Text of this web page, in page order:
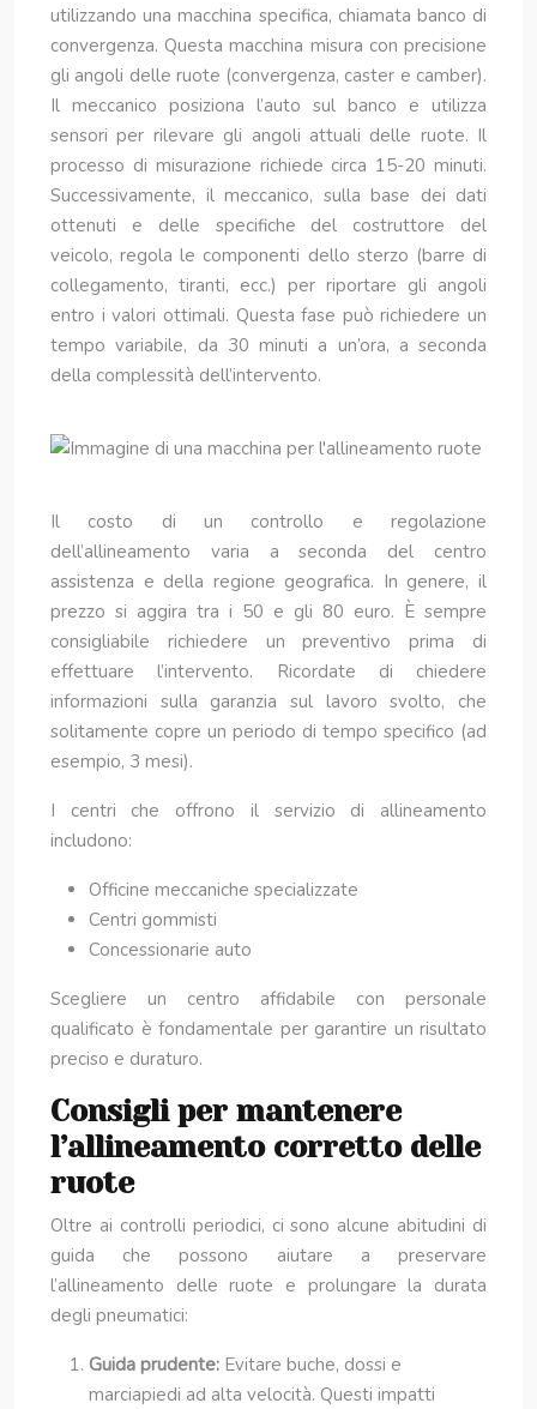
utilizzando una macchina specifica, chiamata banco di
convergenza. Questa macchina misura con precisione
gli angoli delle ruote (convergenza, caster e camber).
Il meccanico posiziona l’auto sul banco e utilizza
sensori per rilevare gli angoli attuali delle ruote. Il
processo di misurazione richiede circa 15-20 minuti.
Successivamente, il meccanico, sulla base dei dati
ottenuti e delle specifiche del costruttore del
veicolo, regola le componenti dello sterzo (barre di
collegamento, tiranti, ecc.) per riportare gli angoli
entro i valori ottimali. Questa fase può richiedere un
tempo variabile, da 30 minuti a un’ora, a seconda
della complessità dell’intervento.
Il costo di un controllo e regolazione
dell’allineamento varia a seconda del centro
assistenza e della regione geografica. In genere, il
prezzo si aggira tra i 50 e gli 80 euro. È sempre
consigliabile richiedere un preventivo prima di
effettuare l’intervento. Ricordate di chiedere
informazioni sulla garanzia sul lavoro svolto, che
solitamente copre un periodo di tempo specifico (ad
esempio, 3 mesi).
I centri che offrono il servizio di allineamento
includono:
Officine meccaniche specializzate
Centri gommisti
Concessionarie auto
Scegliere un centro affidabile con personale
qualificato è fondamentale per garantire un risultato
preciso e duraturo.
Consigli per mantenere
l’allineamento corretto delle
ruote
Oltre ai controlli periodici, ci sono alcune abitudini di
guida che possono aiutare a preservare
l’allineamento delle ruote e prolungare la durata
degli pneumatici:
Guida prudente: Evitare buche, dossi e
marciapiedi ad alta velocità. Questi impatti